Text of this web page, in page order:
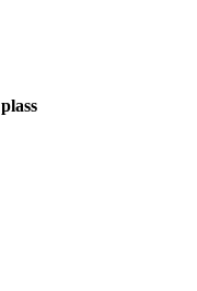
plass